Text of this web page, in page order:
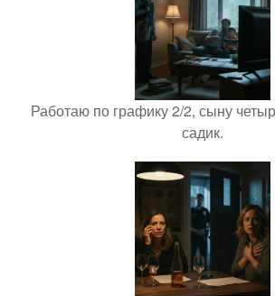
Работаю по графику 2/2, сыну
садик.